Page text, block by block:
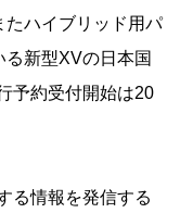
たハイブリッド用パ
る新型XVの日本国
予約受付開始は20
る情報を発信する